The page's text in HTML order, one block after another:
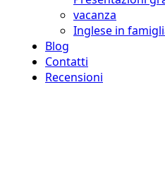
vacanza
Inglese in
Blog
Contatti
Recensioni